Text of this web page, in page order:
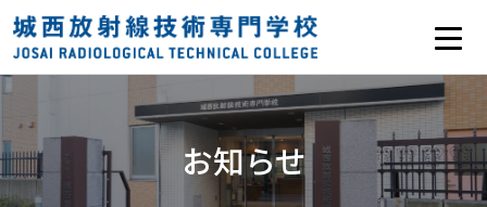
お知らせ